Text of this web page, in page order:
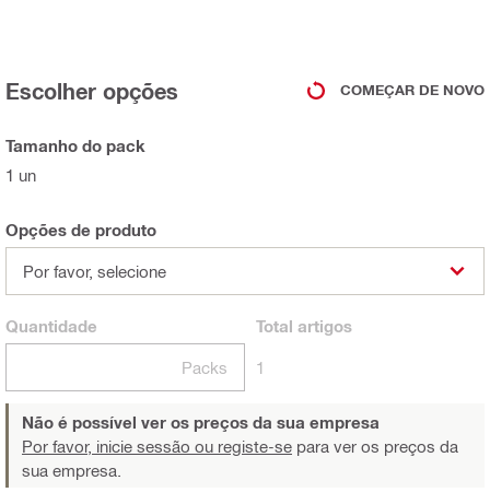
Escolher opções COMEÇAR DE NOVO
Tamanho do pack
1 un
Opções de produto
Por favor, selecione
Quantidade
Packs
Total artigos
1
Não é possível ver os preços da sua empresa
Por favor, inicie sessão ou registe-se para ver os preços da
sua empresa.